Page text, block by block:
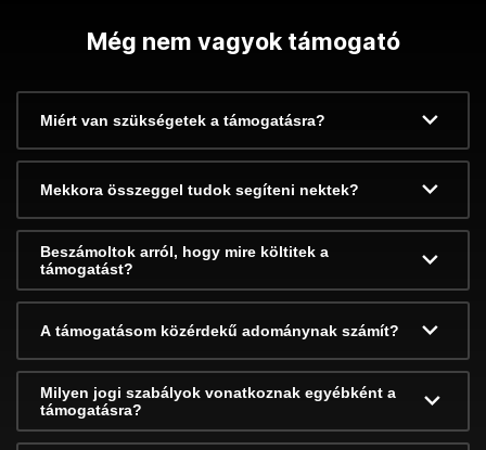
Még nem vagyok támogató
Miért van szükségetek a támogatásra?
Mekkora összeggel tudok segíteni nektek?
Beszámoltok arról, hogy mire költitek a
támogatást?
A támogatásom közérdekű adománynak számít?
Milyen jogi szabályok vonatkoznak egyébként a
támogatásra?